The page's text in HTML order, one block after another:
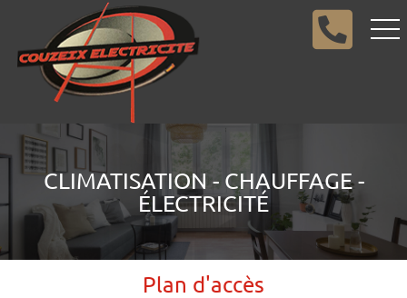
CLIMATISATION - CHAUFFAGE -
ÉLECTRICITÉ
Plan d'accès